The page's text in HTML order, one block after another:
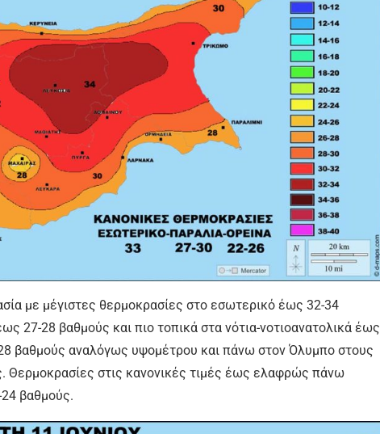
με μέγιστες θερμοκρασίες στο εσωτερικό έως 32-34
27-28 βαθμούς και πιο τοπικά στα νότια-νοτιοανατολικά έως
βαθμούς αναλόγως υψομέτρου και πάνω στον Όλυμπο στους
Θερμοκρασίες στις κανονικές τιμές έως ελαφρώς πάνω
βαθμούς.